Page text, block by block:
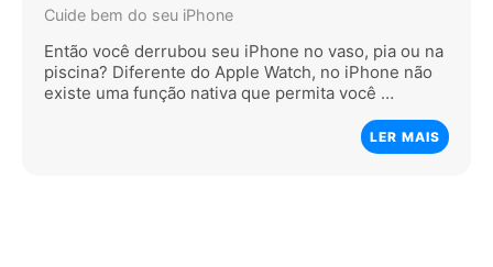
Cuide bem do seu iPhone
Então você derrubou seu iPhone no vaso, pia ou na
piscina? Diferente do Apple Watch, no iPhone não
existe uma função nativa que permita você …
LER MAIS